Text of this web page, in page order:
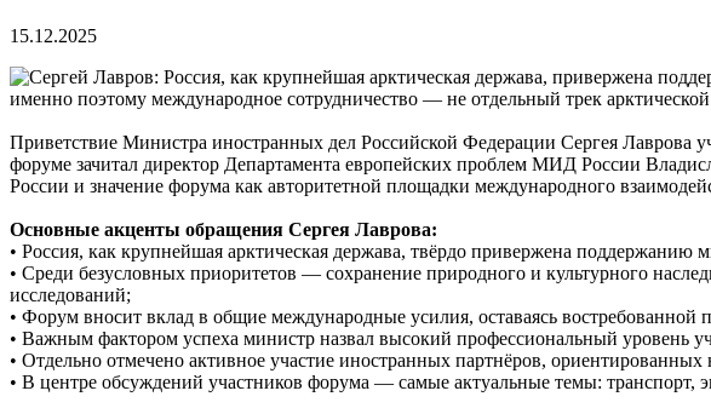
15.12.2025
именно поэтому международное сотрудничество — не отдельный трек
Приветствие Министра иностранных дел Российской Федерации Сергея
форуме зачитал директор Департамента европейских проблем МИД России
России и значение форума как авторитетной площадки международного
Основные акценты обращения Сергея Лаврова:
• Россия, как крупнейшая арктическая держава, твёрдо привержена поддержанию
• Среди безусловных приоритетов — сохранение природного и культурного
исследований;
• Форум вносит вклад в общие международные усилия, оставаясь
• Важным фактором успеха министр назвал высокий профессиональный уровень
• Отдельно отмечено активное участие иностранных партнёров,
• В центре обсуждений участников форума — самые актуальные темы: транспорт,